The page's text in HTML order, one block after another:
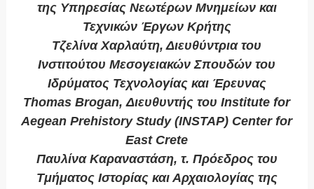
της Υπηρεσίας Νεωτέρων Μνημείων και
Τεχνικών Έργων Κρήτης
Τζελίνα Χαρλαύτη, Διευθύντρια του
Ινστιτούτου Μεσογειακών Σπουδών του
Ιδρύματος Τεχνολογίας και Έρευνας
Thomas Brogan, Διευθυντής του Institute for
Aegean Prehistory Study (INSTAP) Center for
East Crete
Παυλίνα Καραναστάση, τ. Πρόεδρος του
Τμήματος Ιστορίας και Αρχαιολογίας της